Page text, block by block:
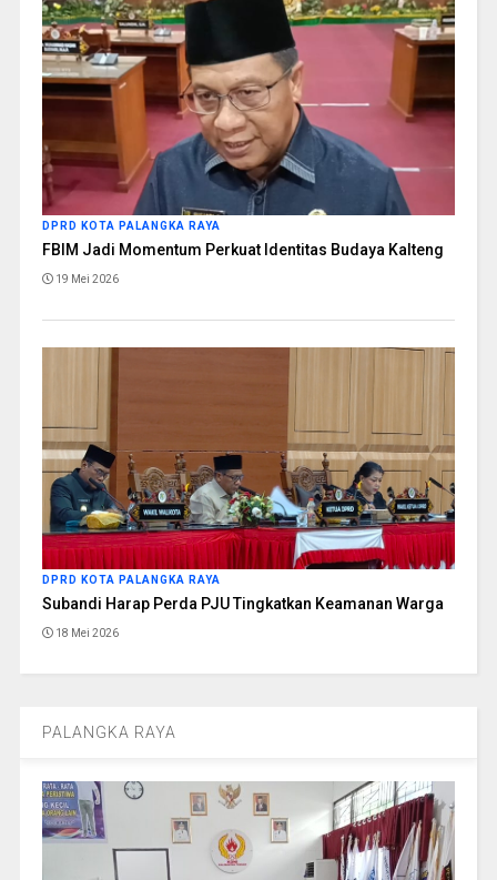
DPRD KOTA PALANGKA RAYA
FBIM Jadi Momentum Perkuat Identitas Budaya Kalteng
19 Mei 2026
DPRD KOTA PALANGKA RAYA
Subandi Harap Perda PJU Tingkatkan Keamanan Warga
18 Mei 2026
PALANGKA RAYA